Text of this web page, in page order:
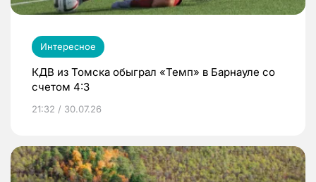
Интересное
КДВ из Томска обыграл «Темп» в Барнауле со
счетом 4:3
21:32 / 30.07.26